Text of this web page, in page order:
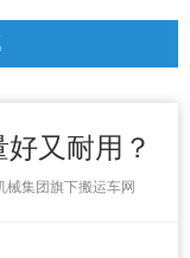
又耐用？
械集团旗下搬运车网